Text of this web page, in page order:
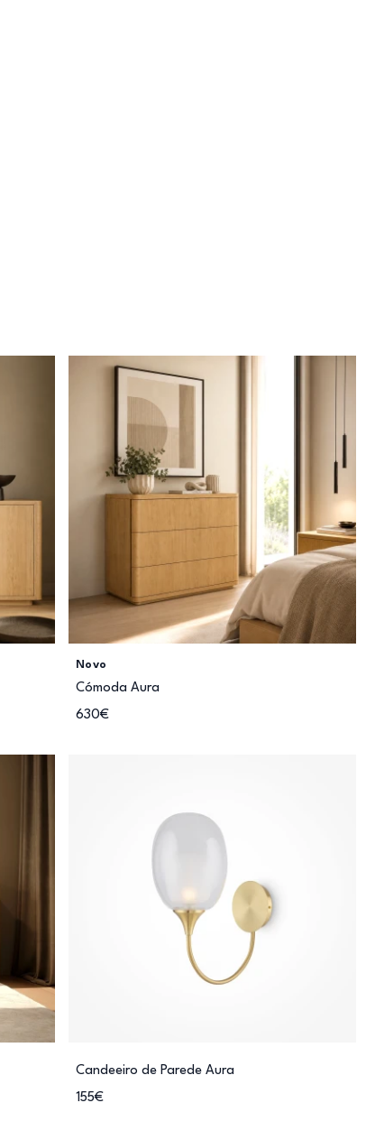
Novo
Cómoda Aura
630€
Candeeiro de Parede Aura
155€